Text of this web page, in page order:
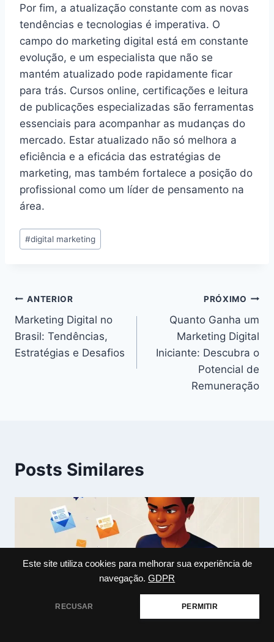
Este site utiliza cookies para melhorar sua experiência de
navegação. GDPR
RECUSAR PERMITIR
Por fim, a atualização constante com as novas
tendências e tecnologias é imperativa. O
campo do marketing digital está em constante
evolução, e um especialista que não se
mantém atualizado pode rapidamente ficar
para trás. Cursos online, certificações e leitura
de publicações especializadas são ferramentas
essenciais para acompanhar as mudanças do
mercado. Estar atualizado não só melhora a
eficiência e a eficácia das estratégias de
marketing, mas também fortalece a posição do
profissional como um líder de pensamento na
área.
Tags
do
#digital marketing
Navegação
de
Post
ANTERIOR
Marketing Digital no
Brasil: Tendências,
Estratégias e Desafios
PRÓXIMO
Quanto Ganha um
Marketing Digital
Iniciante: Descubra o
Potencial de
Remuneração
Posts Similares